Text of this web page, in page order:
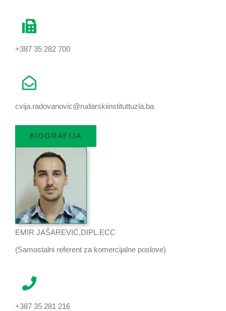
+387 35 282 700
cvija.radovanovic@rudarskiinstituttuzla.ba
BIOGRAFIJA
EMIR JAŠAREVIĆ,DIPL.ECC
(Samostalni referent za komercijalne poslove)
+387 35 281 216